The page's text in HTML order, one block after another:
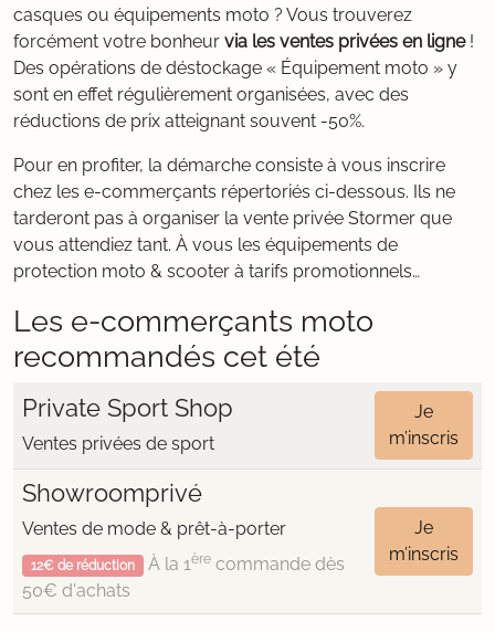
casques ou équipements moto ? Vous trouverez
forcément votre bonheur via les ventes privées en ligne!
Des opérations de déstockage « Équipement moto » y
sont en effet régulièrement organisées, avec des
réductions de prix atteignant souvent -50%.
Pour en profiter, la démarche consiste à vous inscrire
chez les e-commerçants répertoriés ci-dessous. Ils ne
tarderont pas à organiser la vente privée Stormer que
vous attendiez tant. À vous les équipements de
protection moto & scooter à tarifs promotionnels…
Les e-commerçants moto
recommandés cet été
Private Sport Shop
Ventes privées de sport
Je
m’inscris
Showroomprivé
Ventes de mode & prêt-à-porter
12€ de réduction À la 1èrecommande dès
50€ d'achats
Je
m’inscris